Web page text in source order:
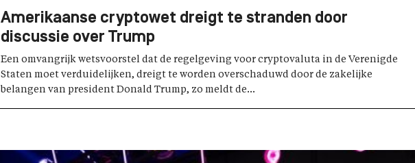
Amerikaanse cryptowet dreigt te stranden door
discussie over Trump
Een omvangrijk wetsvoorstel dat de regelgeving voor cryptovaluta in de Verenigde
Staten moet verduidelijken, dreigt te worden overschaduwd door de zakelijke
belangen van president Donald Trump, zo meldt de...